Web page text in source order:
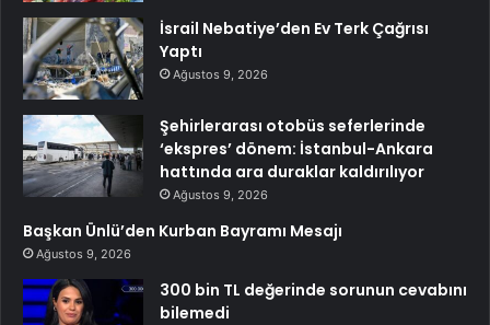
İsrail Nebatiye’den Ev Terk Çağrısı
Yaptı
Ağustos 9, 2026
Şehirlerarası otobüs seferlerinde
‘ekspres’ dönem: İstanbul-Ankara
hattında ara duraklar kaldırılıyor
Ağustos 9, 2026
Başkan Ünlü’den Kurban Bayramı Mesajı
Ağustos 9, 2026
300 bin TL değerinde sorunun cevabını
bilemedi